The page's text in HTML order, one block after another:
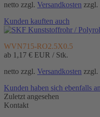
netto zzgl. Versandkosten
Kunden kauften auch
WVN715-RO2.5X0.5
ab 1,17 € EUR / Stk.
netto zzgl. Versandkosten
Kunden haben sich ebenfalls
Zuletzt angesehen
Kontakt